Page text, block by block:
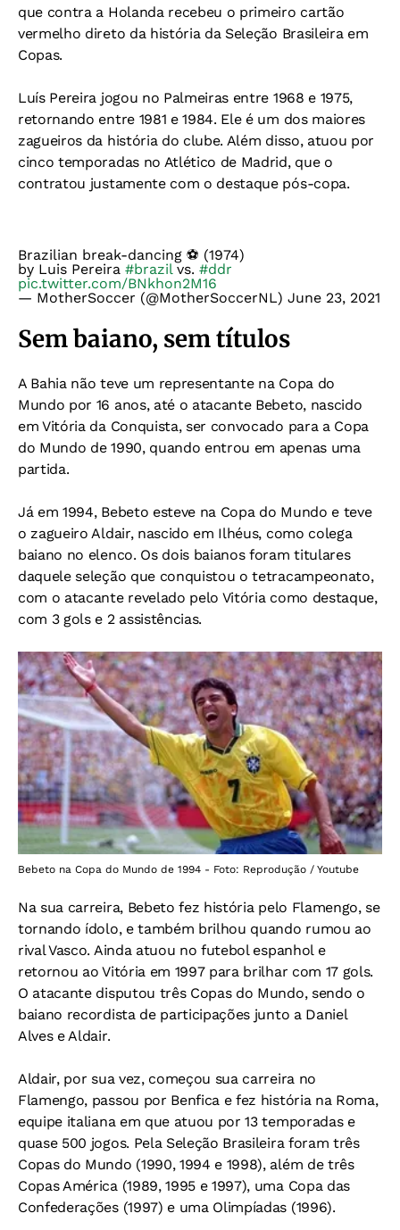
que contra a Holanda recebeu o primeiro cartão
vermelho direto da história da Seleção Brasileira em
Copas.
Luís Pereira jogou no Palmeiras entre 1968 e 1975,
retornando entre 1981 e 1984. Ele é um dos maiores
zagueiros da história do clube. Além disso, atuou por
cinco temporadas no Atlético de Madrid, que o
contratou justamente com o destaque pós-copa.
Brazilian break-dancing ⚽ (1974)
by Luis Pereira #brazil vs. #ddr
pic.twitter.com/BNkhon2M16
— MotherSoccer (@MotherSoccerNL) June 23, 2021
Sem baiano, sem títulos
A Bahia não teve um representante na Copa do
Mundo por 16 anos, até o atacante Bebeto, nascido
em Vitória da Conquista, ser convocado para a Copa
do Mundo de 1990, quando entrou em apenas uma
partida.
Já em 1994, Bebeto esteve na Copa do Mundo e teve
o zagueiro Aldair, nascido em Ilhéus, como colega
baiano no elenco. Os dois baianos foram titulares
daquele seleção que conquistou o tetracampeonato,
com o atacante revelado pelo Vitória como destaque,
com 3 gols e 2 assistências.
Bebeto na Copa do Mundo de 1994 - Foto: Reprodução / Youtube
Na sua carreira, Bebeto fez história pelo Flamengo, se
tornando ídolo, e também brilhou quando rumou ao
rival Vasco. Ainda atuou no futebol espanhol e
retornou ao Vitória em 1997 para brilhar com 17 gols.
O atacante disputou três Copas do Mundo, sendo o
baiano recordista de participações junto a Daniel
Alves e Aldair.
Aldair, por sua vez, começou sua carreira no
Flamengo, passou por Benfica e fez história na Roma,
equipe italiana em que atuou por 13 temporadas e
quase 500 jogos. Pela Seleção Brasileira foram três
Copas do Mundo (1990, 1994 e 1998), além de três
Copas América (1989, 1995 e 1997), uma Copa das
Confederações (1997) e uma Olimpíadas (1996).